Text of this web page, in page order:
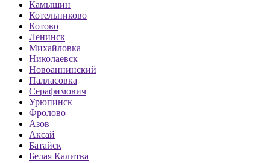
Камышин
Котельниково
Котово
Ленинск
Михайловка
Николаевск
Новоаннинский
Палласовка
Серафимович
Урюпинск
Фролово
Азов
Аксай
Батайск
Белая Калитва